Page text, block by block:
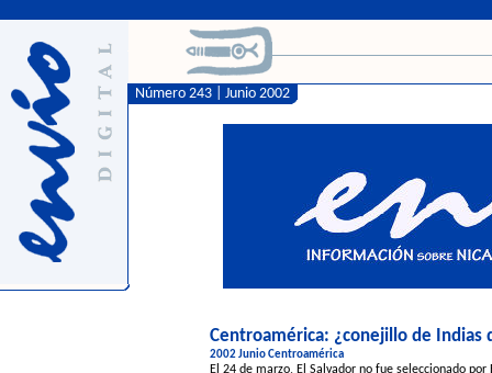
Número 243 | Junio 2002
Centroamérica: ¿conejillo de Indias
2002 Junio Centroamérica
El 24 de marzo, El Salvador no fue seleccionado